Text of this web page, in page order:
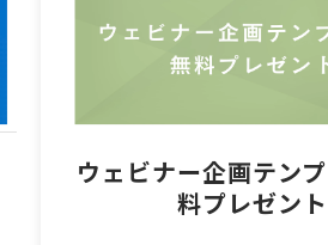
ウェビナー企画テン
料プレゼント